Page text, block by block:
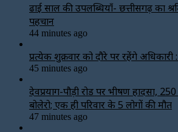
ढाई साल की उपलब्धियाँ- छत्तीसगढ़ का
पहचान
44 minutes ago
प्रत्येक शुक्रवार को दौरे पर रहेंगे अधिकारी
45 minutes ago
देवप्रयाग-पौड़ी रोड पर भीषण हादसा,
बोलेरो; एक ही परिवार के 5 लोगों की मौत
47 minutes ago